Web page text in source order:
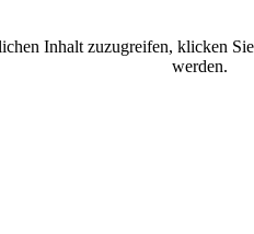
Inhalt zuzugreifen, klicken
werden.